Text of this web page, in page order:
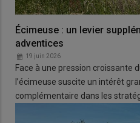
Écimeuse : un levier
adventices
19 juin 2026
Face à une pression croissante
l’écimeuse suscite un intérêt
complémentaire dans les